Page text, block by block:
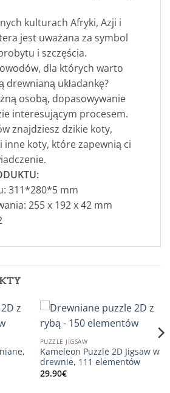
kulturach Afryki, Azji i
jest uważana za symbol
i szczęścia.
dla których warto
drewnianą układankę?
osobą, dopasowywanie
interesującym procesem.
znajdziesz dzikie koty,
inne koty, które zapewnią ci
311*280*5 mm
255 x 192 x 42 mm
PUZZLE JIGSAW
Kameleon Puzzle 2D Jigsaw w
drewnie, 111 elementów
29.90€